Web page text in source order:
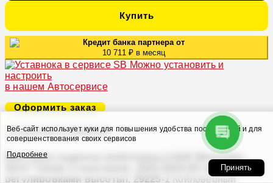
Купить
Кредит банка партнера от
10 711 ₽ в месяц
Можно установить и
настроить
в нашем Автосервисе
Оформить заказ
В закладки В сравнение
Винтовая подвеска (койловеры) H&R Monotube,
SEAT Toledo 3 поколение, 2004-2009 (55 мм) (с
регулировками высоты), 29225-1
Койловерный
Веб-сайт использует куки для повышения удобства посетителей и для
совершенствования своих сервисов
Подробнее
Принять